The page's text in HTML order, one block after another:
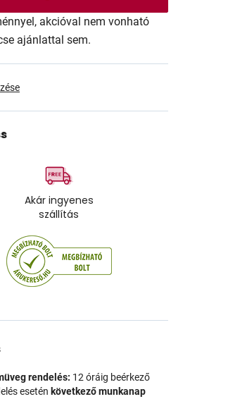
akcióval nem vonható
ajánlattal sem.
Akár ingyenes
szállítás
rendelés: 12 óráig beérkező
esetén következő munkanap